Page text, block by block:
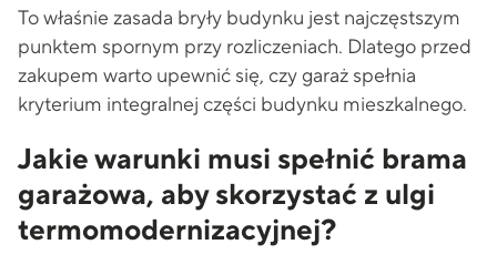
To właśnie zasada bryły budynku jest najczęstszym
punktem spornym przy rozliczeniach. Dlatego przed
zakupem warto upewnić się, czy garaż spełnia
kryterium integralnej części budynku mieszkalnego.
Jakie warunki musi spełnić brama
garażowa, aby skorzystać z ulgi
termomodernizacyjnej?